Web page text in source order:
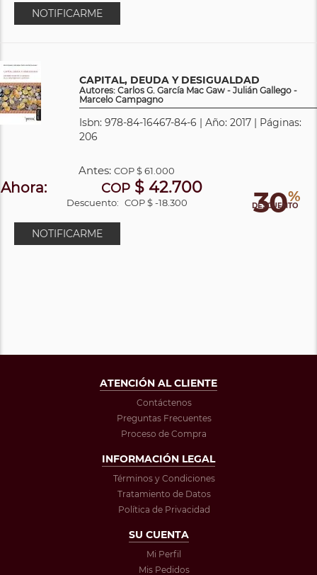
NOTIFICARME
CAPITAL, DEUDA Y DESIGUALDAD
Autores: Carlos G. García Mac Gaw - Julián Gallego -
Marcelo Campagno
Isbn: 978-84-16467-84-6 | Año: 2017 | Páginas:
206
30%
DESCUENTO
Antes:COP$ 61.000
Ahora: COP$ 42.700
Descuento: COP $ -18.300
NOTIFICARME
ATENCIÓN AL CLIENTE
Contáctenos
Preguntas Frecuentes
Proceso de Compra
INFORMACIÓN LEGAL
Términos y Condiciones
Tratamiento de Datos
Política de Privacidad
SU CUENTA
Mi Perfil
Mis Pedidos